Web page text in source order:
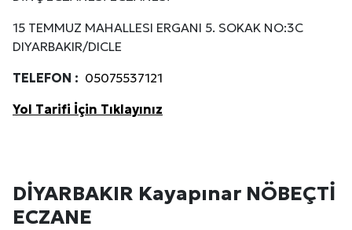
15 TEMMUZ MAHALLESI ERGANI 5. SOKAK NO:3C
DIYARBAKIR/DICLE
TELEFON : 05075537121
Yol Tarifi İçin Tıklayınız
DİYARBAKIR Kayapınar NÖBEÇTİ
ECZANE